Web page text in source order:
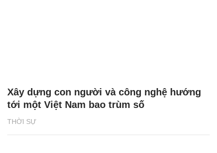
THỜI SỰ
Xây dựng con người và công nghệ hướng
tới một Việt Nam bao trùm số